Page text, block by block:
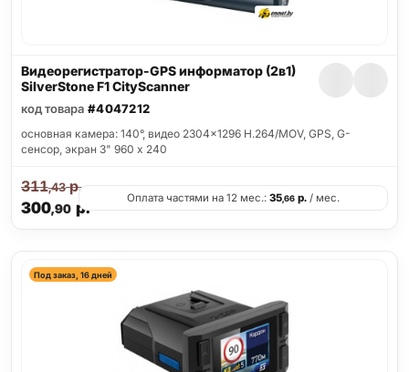
Видеорегистратор-GPS информатор (2в1)
SilverStone F1 CityScanner
код товара #4047212
основная камера: 140°, видео 2304x1296 H.264/MOV, GPS, G-
сенсор, экран 3" 960 x 240
300,90р.
311,43р.
Оплата частями на 12 мес.: 35,66 р. / мес.
Под заказ, 16 дней